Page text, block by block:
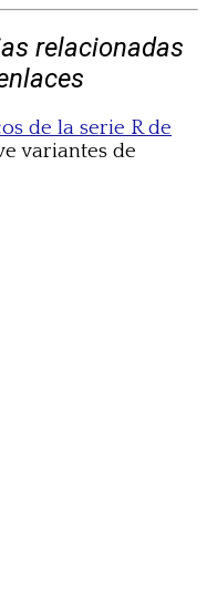
relacionadas
de la serie R de
variantes de